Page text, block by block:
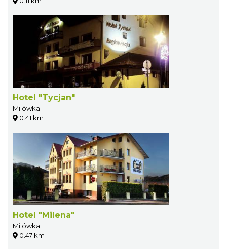
Hotel "Tycjan"
Milówka
0.41 km
Hotel "Milena"
Milówka
0.47 km